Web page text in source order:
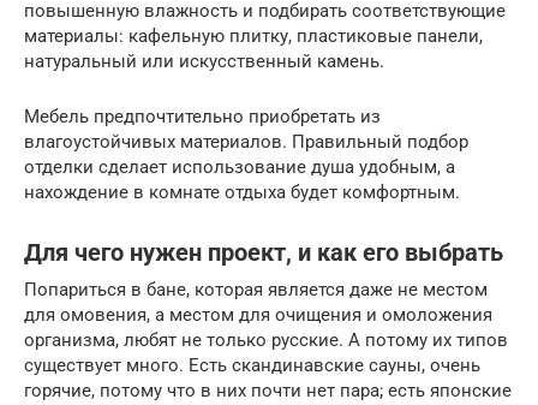
повышенную влажность и подбирать соответствующие
материалы: кафельную плитку, пластиковые панели,
натуральный или искусственный камень.
Мебель предпочтительно приобретать из
влагоустойчивых материалов. Правильный подбор
отделки сделает использование душа удобным, а
нахождение в комнате отдыха будет комфортным.
Для чего нужен проект, и как его выбрать
Попариться в бане, которая является даже не местом
для омовения, а местом для очищения и омоложения
организма, любят не только русские. А потому их типов
существует много. Есть скандинавские сауны, очень
горячие, потому что в них почти нет пара; есть японские